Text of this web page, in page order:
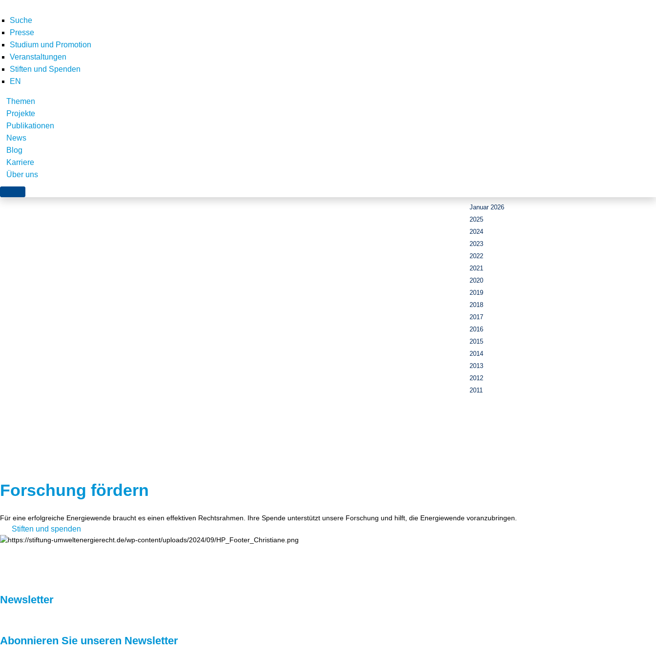
Suche
Presse
Studium und Promotion
Veranstaltungen
Stiften und Spenden
EN
Themen
Projekte
Publikationen
News
Blog
Karriere
Über uns
Januar 2026
2025
2024
2023
2022
2021
2020
2019
2018
2017
2016
2015
2014
2013
2012
2011
Forschung fördern
Für eine erfolgreiche Energiewende braucht es einen effektiven Rechtsrahmen. Ihre Spende unterstützt unsere Forschung und hilft, die Energiewende voranzubringen.
Stiften und spenden
Newsletter
Abonnieren Sie unseren Newsletter